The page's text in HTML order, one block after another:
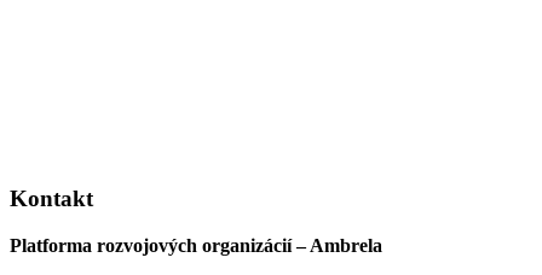
Kontakt
Platforma rozvojových organizácií – Ambrela